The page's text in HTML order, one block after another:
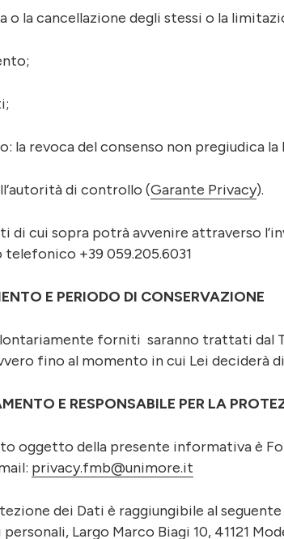
la cancellazione degli stessi o la
la revoca del consenso non
di controllo (Garante Privacy).
di cui sopra potrà avvenire attraverso
+39 059.205.6031
E PERIODO DI CONSERVAZIONE
forniti saranno trattati dal
fino al momento in cui Lei deciderà
E RESPONSABILE PER LA
oggetto della presente informativa è
privacy.fmb@unimore.it
dei Dati è raggiungibile al
Largo Marco Biagi 10, 41121